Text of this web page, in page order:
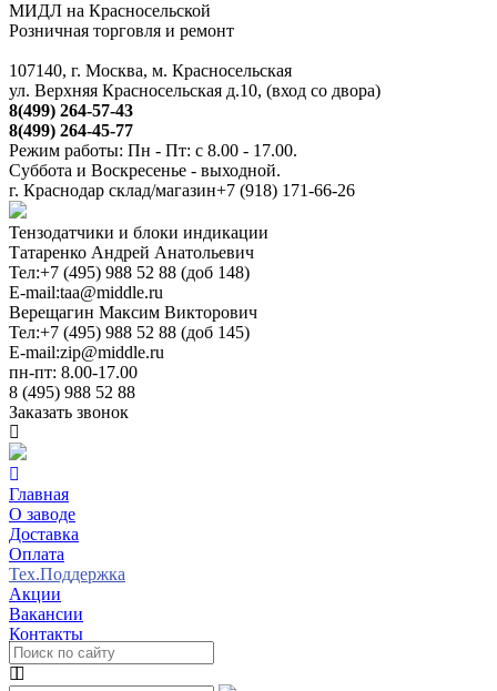
МИДЛ на Красносельской
Розничная торговля и ремонт
107140, г. Москва, м. Красносельская
ул. Верхняя Красносельская д.10, (вход со двора)
8(499) 264-57-43
8(499) 264-45-77
Режим работы: Пн - Пт: с 8.00 - 17.00.
Суббота и Воскресенье - выходной.
г. Краснодар склад/магазин+7 (918) 171-66-26
Тензодатчики и блоки индикации
Татаренко Андрей Анатольевич
Тел:+7 (495) 988 52 88 (доб 148)
E-mail:taa@middle.ru
Верещагин Максим Викторович
Тел:+7 (495) 988 52 88 (доб 145)
E-mail:zip@middle.ru
пн-пт: 8.00-17.00
8 (495) 988 52 88
Заказать звонок
Главная
О заводе
Доставка
Оплата
Тех.Поддержка
Акции
Вакансии
Контакты